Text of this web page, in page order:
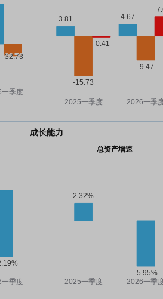
成长能力
总资产增速